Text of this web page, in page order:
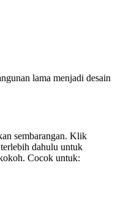
lama menjadi desain
sembarangan. Klik
dahulu untuk
Cocok untuk: